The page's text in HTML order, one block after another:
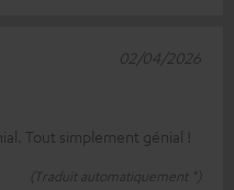
Tout simplement génial !
(Traduit automatiquement *)
02/04/2026